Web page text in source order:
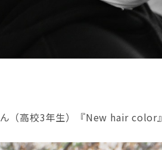
（高校3年生）『New hair color』